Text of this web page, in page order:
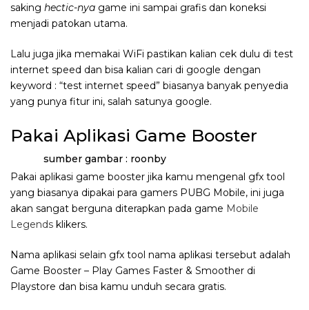
saking hectic-nya game ini sampai grafis dan koneksi
menjadi patokan utama.
Lalu juga jika memakai WiFi pastikan kalian cek dulu di test
internet speed dan bisa kalian cari di google dengan
keyword : “test internet speed” biasanya banyak penyedia
yang punya fitur ini, salah satunya google.
Pakai Aplikasi Game Booster
sumber gambar : roonby
Pakai aplikasi game booster jika kamu mengenal gfx tool
yang biasanya dipakai para gamers PUBG Mobile, ini juga
akan sangat berguna diterapkan pada game Mobile
Legends klikers.
Nama aplikasi selain gfx tool nama aplikasi tersebut adalah
Game Booster – Play Games Faster & Smoother di
Playstore dan bisa kamu unduh secara gratis.